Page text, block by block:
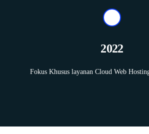
2022
Fokus Khusus layanan Cloud Web